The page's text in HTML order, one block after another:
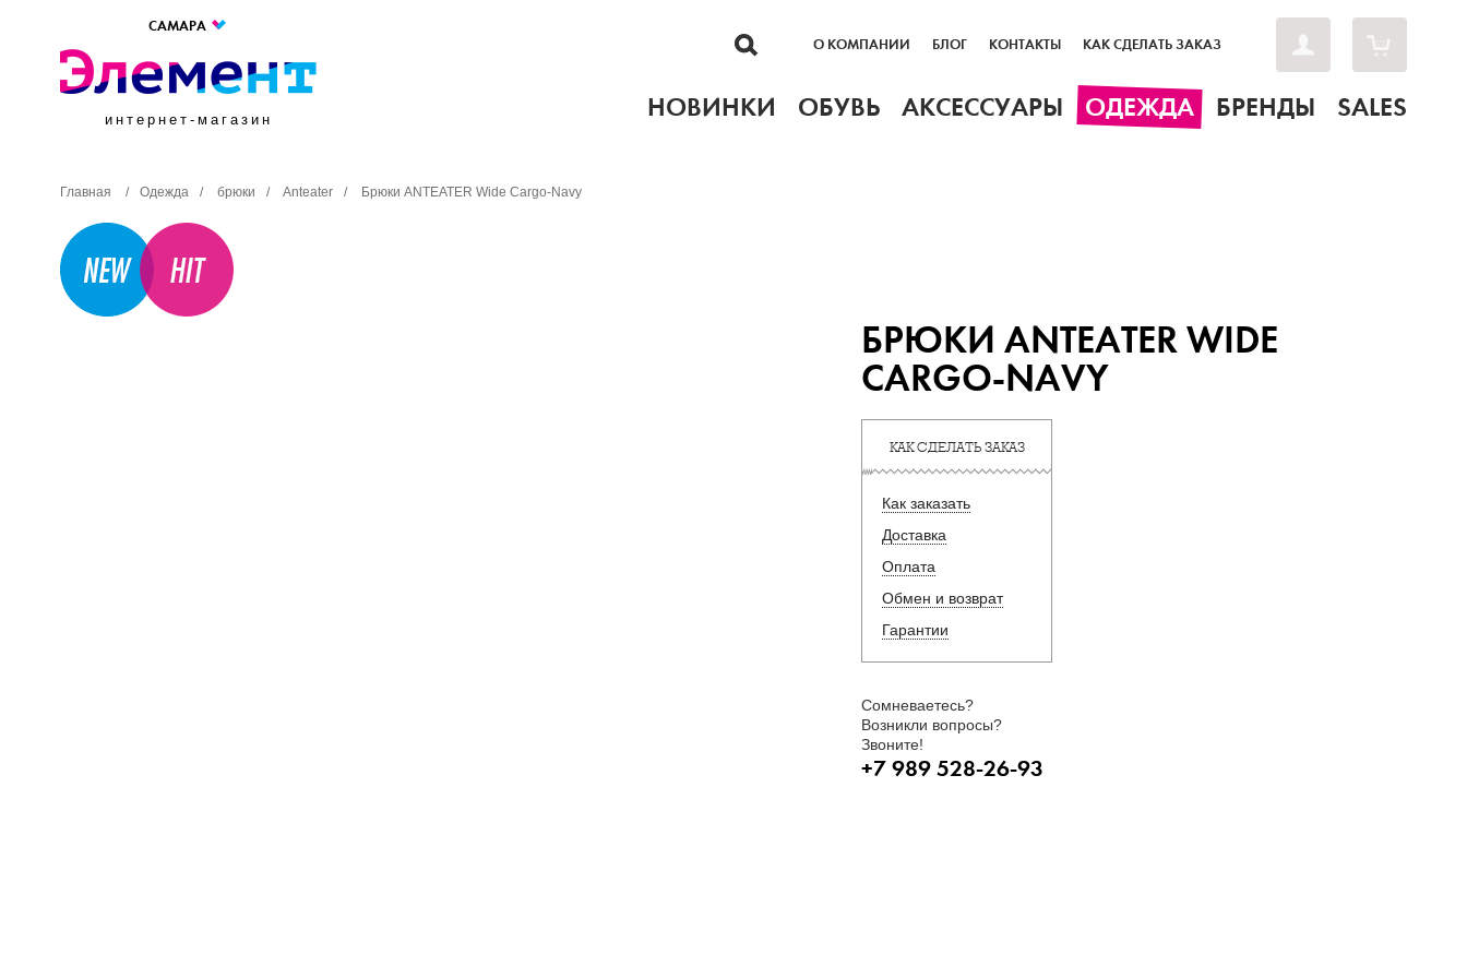
САМАРА
интернет-магазин
О КОМПАНИИ БЛОГ КОНТАКТЫ КАК СДЕЛАТЬ ЗАКАЗ
НОВИНКИ ОБУВЬ АКСЕССУАРЫ ОДЕЖДА БРЕНДЫ SALES
Главная / Одежда / брюки / Anteater / Брюки ANTEATER Wide Cargo-Navy
БРЮКИ ANTEATER WIDE
CARGO-NAVY
КАК СДЕЛАТЬ ЗАКАЗ
Как заказать
Доставка
Оплата
Обмен и возврат
Гарантии
Сомневаетесь?
Возникли вопросы?
Звоните!
+7 989 528-26-93